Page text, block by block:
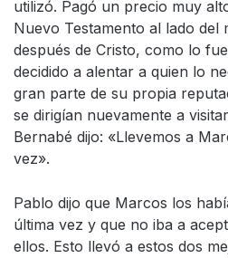
utilizó. Pagó un precio muy
Nuevo Testamento al lado del
después de Cristo, como lo
decidido a alentar a quien lo
gran parte de su propia
se dirigían nuevamente a
Bernabé dijo: «Llevemos a
vez».
Pablo dijo que Marcos los
última vez y que no iba a
ellos. Esto llevó a estos dos